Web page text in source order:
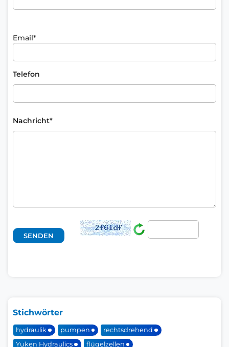
Email*
Telefon
Nachricht*
Stichwörter
hydraulik pumpen
rechtsdrehend
Yuken Hydraulics
flügelzellen